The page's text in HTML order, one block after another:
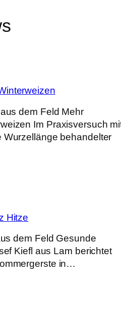
dem Feld Mehr
Im Praxisversuch
behandelter
Hitze
dem Feld Gesunde
Kiefl aus Lam berichtet
in…